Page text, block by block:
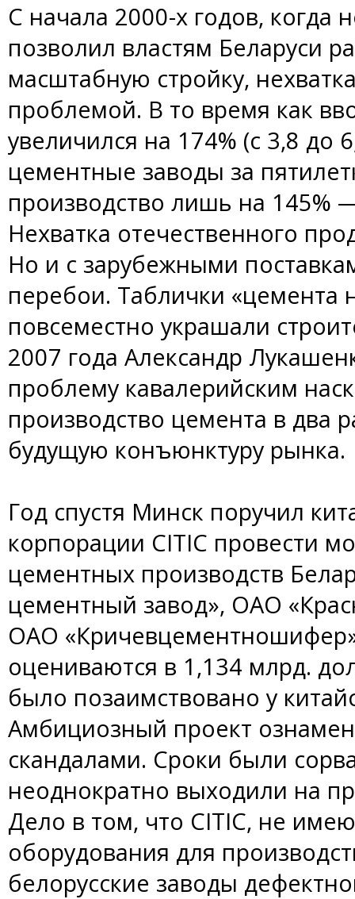
С начала 2000-х годов,
позволил властям Беларуси
масштабную стройку,
проблемой. В то время как
увеличился на 174% (с 3,8 до
цементные заводы за
производство лишь на 145%
Нехватка отечественного
Но и с зарубежными
перебои. Таблички «цемента
повсеместно украшали
2007 года Александр
проблему кавалерийским
производство цемента в два
будущую конъюнктуру рынка.
Год спустя Минск поручил
корпорации CITIC провести
цементных производств
цементный завод», ОАО
ОАО
оцениваются в 1,134 млрд.
было позаимствовано у
Амбициозный проект
скандалами. Сроки были
неоднократно выходили на
Дело в том, что CITIC, не
оборудования для
белорусские заводы